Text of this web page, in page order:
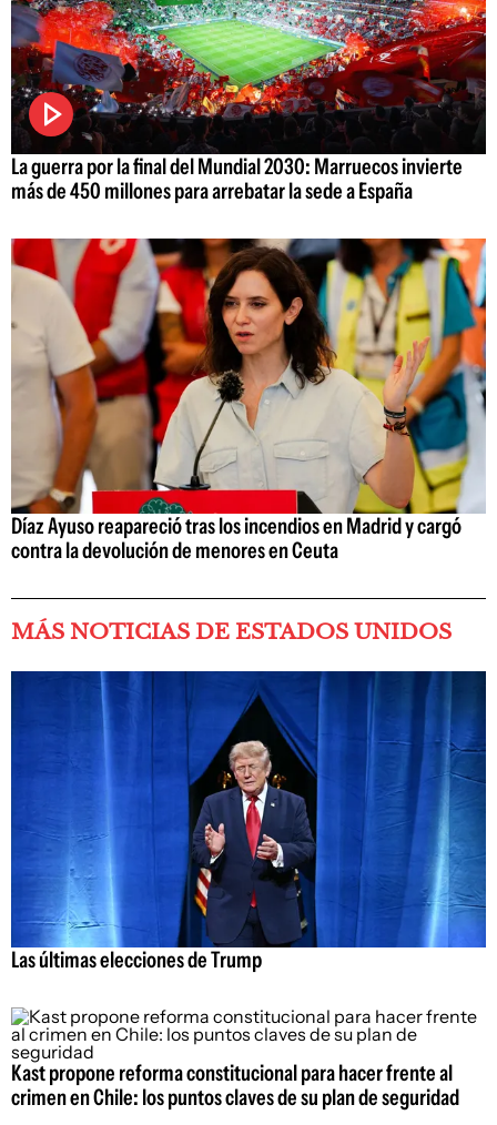
La guerra por la final del Mundial 2030: Marruecos invierte
más de 450 millones para arrebatar la sede a España
Díaz Ayuso reapareció tras los incendios en Madrid y cargó
contra la devolución de menores en Ceuta
MÁS NOTICIAS DE ESTADOS UNIDOS
Las últimas elecciones de Trump
Kast propone reforma constitucional para hacer frente al
crimen en Chile: los puntos claves de su plan de seguridad